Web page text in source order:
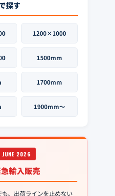
探す
1200×1000
1500mm
1700mm
1900mm〜
JUNE 2026
急輸入販売
、出荷ラインを止めない